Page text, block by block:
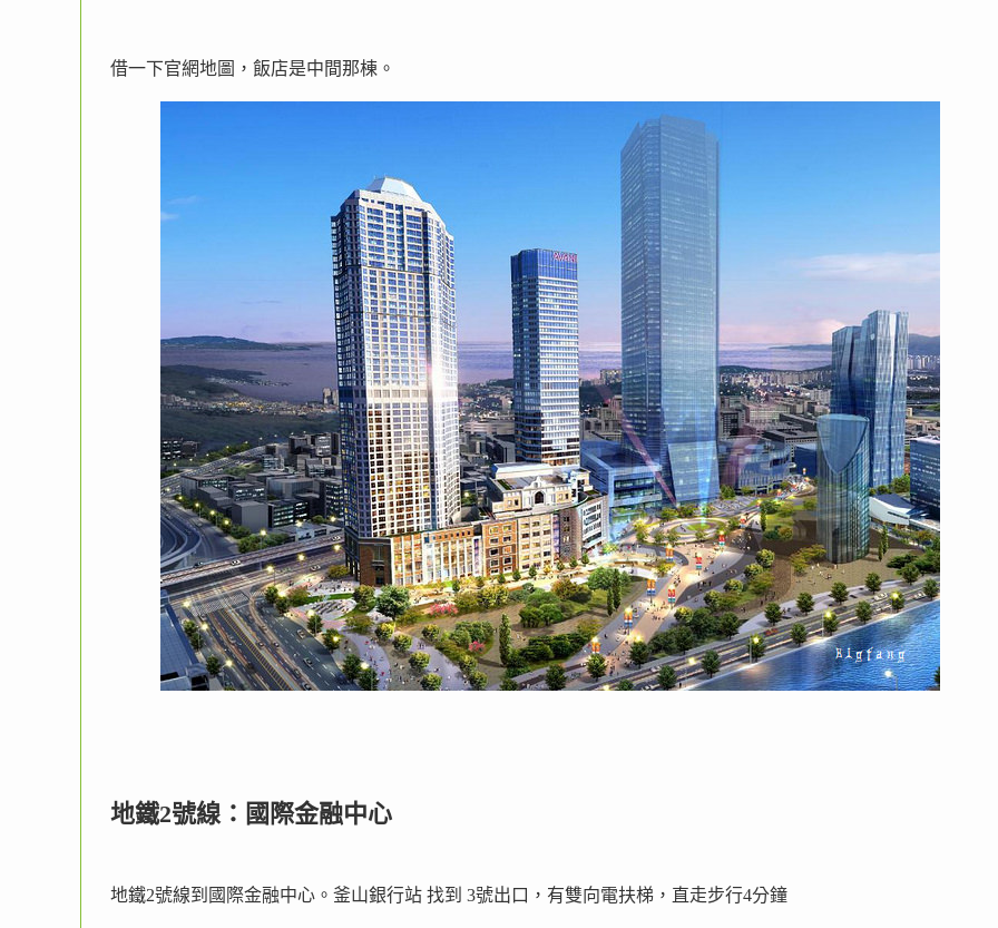
借一下官網地圖，飯店是中間那棟。
地鐵2號線：國際金融中心
地鐵2號線到國際金融中心。釜山銀行站 找到 3號出口，有雙向電扶梯，直走步行4分鐘